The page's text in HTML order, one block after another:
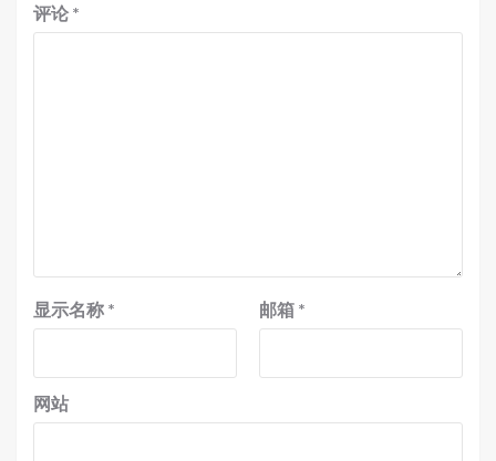
评论 *
显示名称 * 邮箱 *
网站